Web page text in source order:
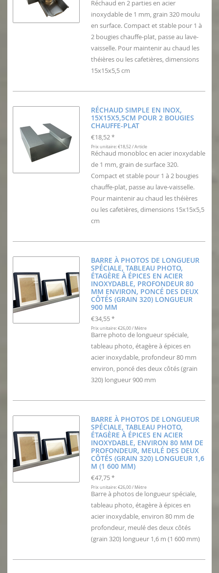
Réchaud en 2 parties en acier
inoxydable de 1 mm, grain 320 moulu
en surface. Compact et stable pour 1 à
2 bougies chauffe-plat, passe au lave-
vaisselle. Pour maintenir au chaud les
théières ou les cafetières, dimensions
15x15x5,5 cm
RÉCHAUD SIMPLE EN INOX,
15X15X5,5CM POUR 2 BOUGIES
CHAUFFE-PLAT
€18,52 *
Prix unitaire: €18,52 / Article
Réchaud monobloc en acier inoxydable
de 1 mm, grain de surface 320.
Compact et stable pour 1 à 2 bougies
chauffe-plat, passe au lave-vaisselle.
Pour maintenir au chaud les théières
ou les cafetières, dimensions 15x15x5,5
cm
BARRE À PHOTOS DE LONGUEUR
SPÉCIALE, TABLEAU PHOTO,
ÉTAGÈRE À ÉPICES EN ACIER
INOXYDABLE, PROFONDEUR 80
MM ENVIRON, PONCÉ DES DEUX
CÔTÉS (GRAIN 320) LONGUEUR
900 MM
€34,55 *
Prix unitaire: €26,00 / Mètre
Barre photo de longueur spéciale,
tableau photo, étagère à épices en
acier inoxydable, profondeur 80 mm
environ, poncé des deux côtés (grain
320) longueur 900 mm
BARRE À PHOTOS DE LONGUEUR
SPÉCIALE, TABLEAU PHOTO,
ÉTAGÈRE À ÉPICES EN ACIER
INOXYDABLE, ENVIRON 80 MM DE
PROFONDEUR, MEULÉ DES DEUX
CÔTÉS (GRAIN 320) LONGUEUR 1,6
M (1 600 MM)
€47,75 *
Prix unitaire: €26,00 / Mètre
Barre à photos de longueur spéciale,
tableau photo, étagère à épices en
acier inoxydable, environ 80 mm de
profondeur, meulé des deux côtés
(grain 320) longueur 1,6 m (1 600 mm)